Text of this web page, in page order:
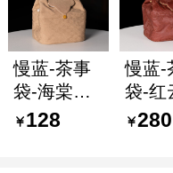
慢蓝-茶事
袋-海棠春
睡如意茶事
128
慢蓝-
袋-红
枝如
280